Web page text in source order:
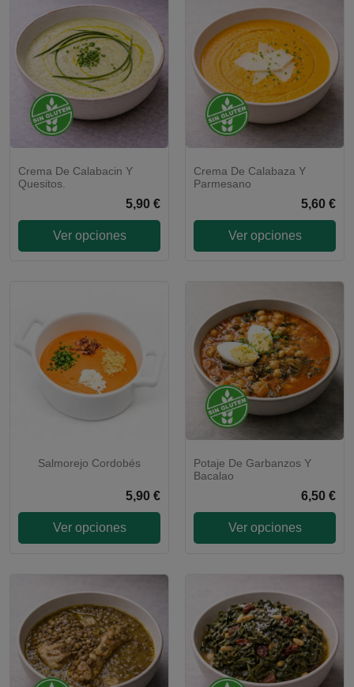
Crema De Calabacin Y
Quesitos.
5,90 €
Ver opciones
Crema De Calabaza Y
Parmesano
5,60 €
Ver opciones
Salmorejo Cordobés
5,90 €
Ver opciones
Potaje De Garbanzos Y
Bacalao
6,50 €
Ver opciones